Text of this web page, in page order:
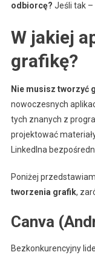
odbiorcę? Jeśli tak –
W jakiej
grafikę?
Nie musisz tworzyć
nowoczesnych
tych znanych z
projektować
LinkedIna
Poniżej
tworzenia grafik,
Canva
Bezkonkurencyjny